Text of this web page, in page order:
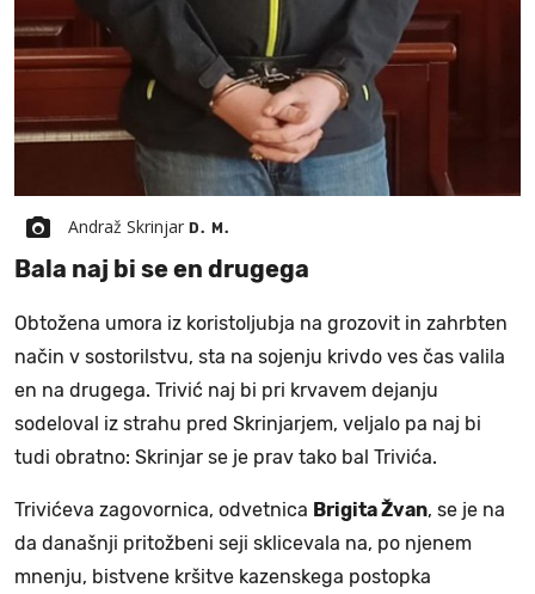
Andraž Skrinjar D. M.
Bala naj bi se en drugega
Obtožena umora iz koristoljubja na grozovit in zahrbten
način v sostorilstvu, sta na sojenju krivdo ves čas valila
en na drugega. Trivić naj bi pri krvavem dejanju
sodeloval iz strahu pred Skrinjarjem, veljalo pa naj bi
tudi obratno: Skrinjar se je prav tako bal Trivića.
Trivićeva zagovornica, odvetnica Brigita Žvan, se je na
da današnji pritožbeni seji sklicevala na, po njenem
mnenju, bistvene kršitve kazenskega postopka